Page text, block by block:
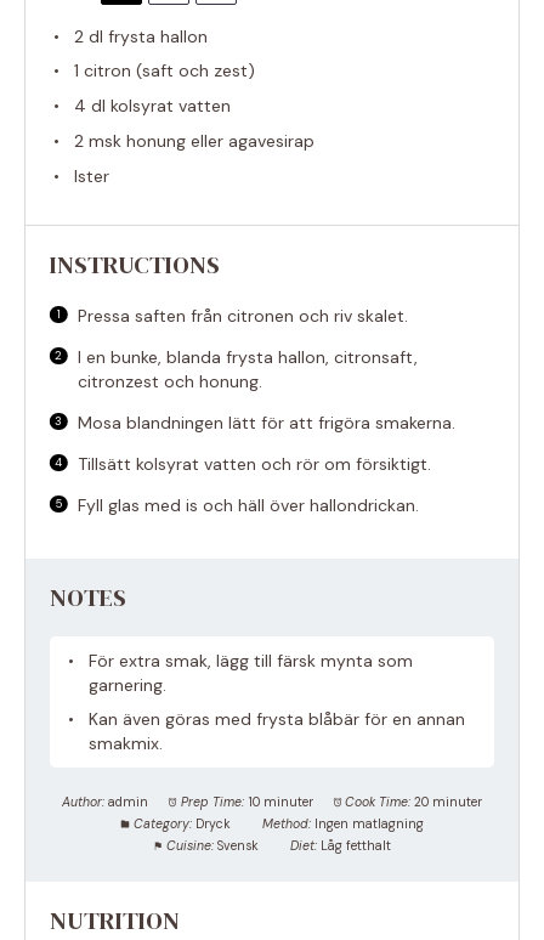
2 dl frysta hallon
1 citron (saft och zest)
4 dl kolsyrat vatten
2 msk honung eller agavesirap
Ister
INSTRUCTIONS
Pressa saften från citronen och riv skalet.
I en bunke, blanda frysta hallon, citronsaft,
citronzest och honung.
Mosa blandningen lätt för att frigöra smakerna.
Tillsätt kolsyrat vatten och rör om försiktigt.
Fyll glas med is och häll över hallondrickan.
NOTES
För extra smak, lägg till färsk mynta som
garnering.
Kan även göras med frysta blåbär för en annan
smakmix.
Author: admin Prep Time: 10 minuter Cook Time: 20 minuter
Category: Dryck Method: Ingen matlagning
Cuisine: Svensk Diet: Låg fetthalt
NUTRITION